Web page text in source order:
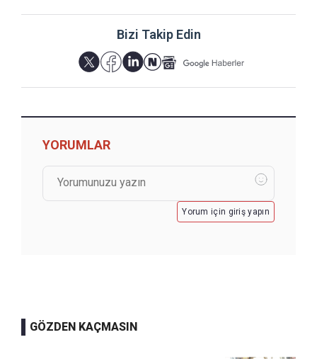
Bizi Takip Edin
YORUMLAR
Yorum için giriş yapın
GÖZDEN KAÇMASIN